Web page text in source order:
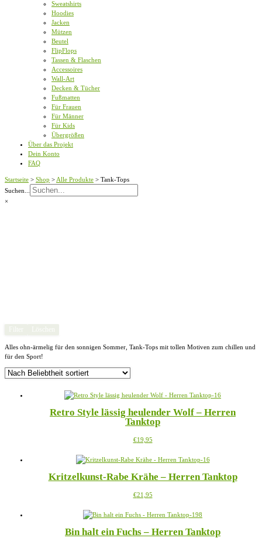
Sweatshirts
Hoodies
Jacken
Mützen
Beutel
FlipFlops
Tassen & Flaschen
Accessoires
Wall-Art
Decken & Tücher
Fußmatten
Für Frauen
Für Männer
Für Kids
Übergrößen
Über das Projekt
Dein Konto
FAQ
Startseite > Shop > Alle Produkte > Tank-Tops
Alles ohn-ärmelig für den sonnigen Sommer, Tank-Tops mit tollen Motiven zum chillen und
für den Sport!
Retro Style lässig heulender Wolf – Herren
Tanktop
€19,95Dieses
weist
Varianten
Die
können
der
Kritzelkunst-Rabe Krähe – Herren Tanktop
€21,95Dieses
weist
Varianten
Bin halt ein Fuchs – Herren Tanktop
Suchen...
×
Filter Löschen